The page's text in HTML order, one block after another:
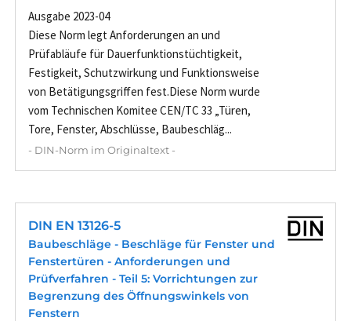
Ausgabe 2023-04
Diese Norm legt Anforderungen an und
Prüfabläufe für Dauerfunktionstüchtigkeit,
Festigkeit, Schutzwirkung und Funktionsweise
von Betätigungsgriffen fest.Diese Norm wurde
vom Technischen Komitee CEN/TC 33 „Türen,
Tore, Fenster, Abschlüsse, Baubeschläg...
- DIN-Norm im Originaltext -
DIN EN 13126-5
Baubeschläge - Beschläge für Fenster und
Fenstertüren - Anforderungen und
Prüfverfahren - Teil 5: Vorrichtungen zur
Begrenzung des Öffnungswinkels von
Fenstern